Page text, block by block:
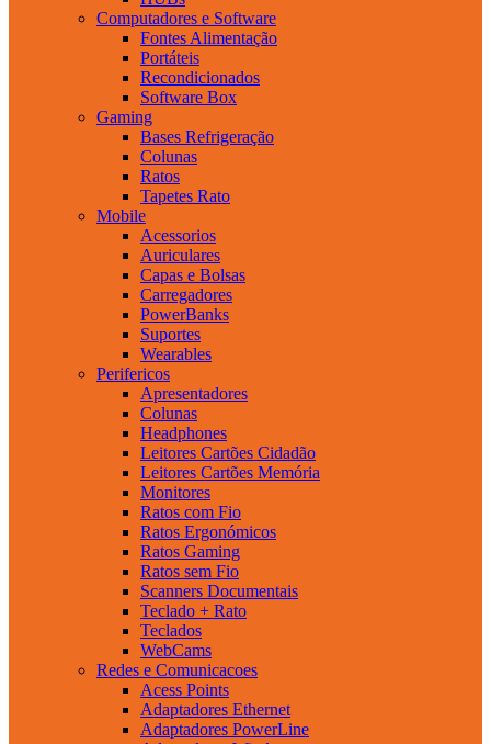
Computadores e Software
Fontes Alimentação
Portáteis
Recondicionados
Software Box
Gaming
Bases Refrigeração
Colunas
Ratos
Tapetes Rato
Mobile
Acessorios
Auriculares
Capas e Bolsas
Carregadores
PowerBanks
Suportes
Wearables
Perifericos
Apresentadores
Colunas
Headphones
Leitores Cartões Cidadão
Leitores Cartões Memória
Monitores
Ratos com Fio
Ratos Ergonómicos
Ratos Gaming
Ratos sem Fio
Scanners Documentais
Teclado + Rato
Teclados
WebCams
Redes e Comunicacoes
Acess Points
Adaptadores Ethernet
Adaptadores PowerLine